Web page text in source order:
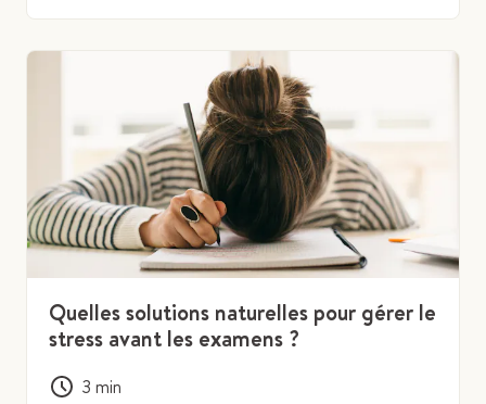
Quelles solutions naturelles pour gérer le
stress avant les examens ?
3 min